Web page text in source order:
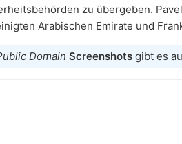
zu übergeben.
Arabischen Emirate und
Domain Screenshots gibt es